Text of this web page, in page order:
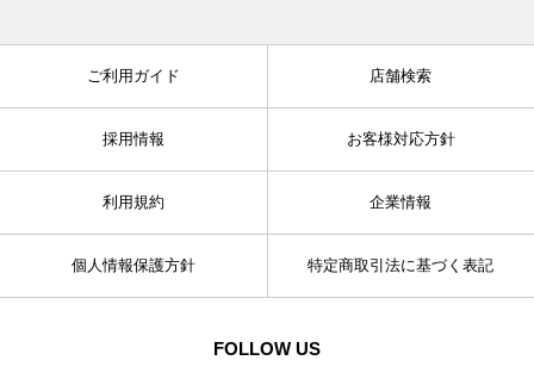
ご利用ガイド 店舗検索
採用情報 お客様対応方針
利用規約 企業情報
個人情報保護方針 特定商取引法に基づく表記
FOLLOW US